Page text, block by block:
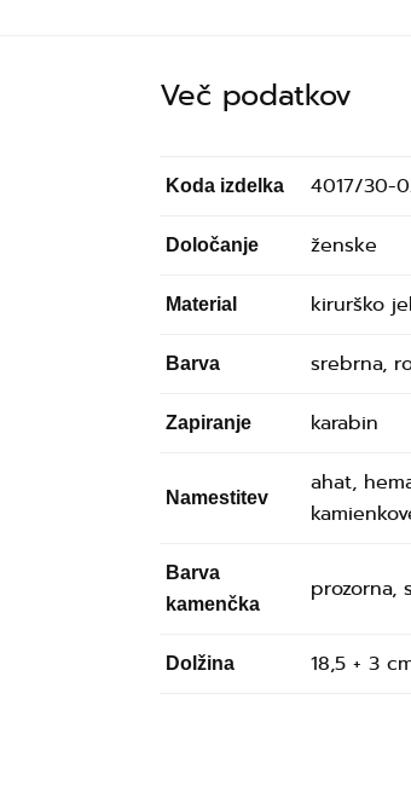
Več podatkov
Koda izdelka 4017/30-
Določanje ženske
Material kirurško
Barva srebrna,
Zapiranje karabin
Namestitev
ahat,
Barva
kamenčka
prozorna,
Dolžina 18,5 + 3